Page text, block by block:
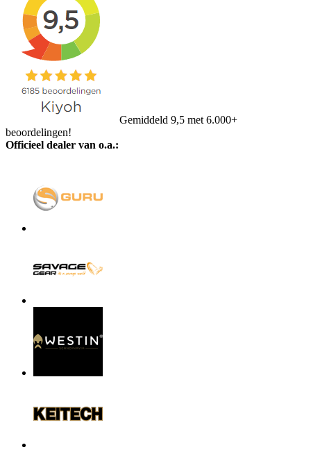
Gemiddeld 9,5 met 6.000+
beoordelingen!
Officieel dealer van o.a.: